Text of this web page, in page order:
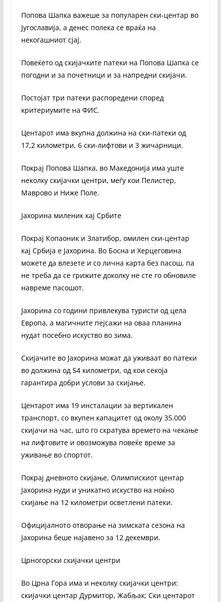
Попова Шапка важеше за популарен ски-центар во
Југославија, а денес полека се враќа на
некогашниот сјај.
Повеќето од скијачките патеки на Попова Шапка се
погодни и за почетници и за напредни скијачи.
Постојат три патеки распоредени според
критериумите на ФИС.
Центарот има вкупна должина на ски-патеки од
17,2 километри, 6 ски-лифтови и 3 жичарници.
Покрај Попова Шапка, во Македонија има уште
неколку скијачки центри, меѓу кои Пелистер,
Маврово и Ниже Поле.
Јахорина миленик кај Србите
Покрај Копаоник и Златибор, омилен ски-центар
кај Србија е Јахорина. Во Босна и Херцеговина
можете да влезете и со лична карта без пасош, па
не треба да се грижите доколку не сте го обновиле
навреме пасошот.
Јахорина со години привлекува туристи од цела
Европа, а магичните пејсажи на оваа планина
нудат посебно искуство во зима.
Скијачите во Јахорина можат да уживаат во патеки
во должина од 54 километри, од кои секоја
гарантира добри услови за скијање.
Центарот има 19 инсталации за вертикален
транспорт, со вкупен капацитет од околу 35.000
скијачи на час, што го скратува времето на чекање
на лифтовите и овозможува повеќе време за
уживање во спортот.
Покрај дневното скијање, Олимпискиот центар
Јахорина нуди и уникатно искуство на ноќно
скијање на 12 километри осветлени патеки.
Официјалното отворање на зимската сезона на
Јахорина беше најавено за 12 декември.
Црногорски скијачки центри
Во Црна Гора има и неколку скијачки центри:
скијачки центар Дурмитор, Жабљак; Ски центарот